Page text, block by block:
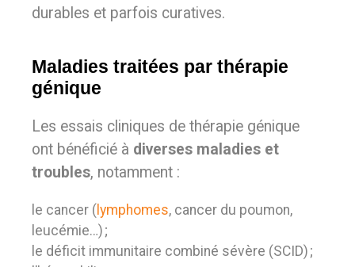
durables et parfois curatives.
Maladies traitées par thérapie
génique
Les essais cliniques de thérapie génique
ont bénéficié à diverses maladies et
troubles, notamment :
le cancer ( lymphomes, cancer du poumon,
leucémie…) ;
le déficit immunitaire combiné sévère (SCID) ;